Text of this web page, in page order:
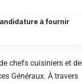
à fournir
chefs cuisiniers et de
Généraux. À travers